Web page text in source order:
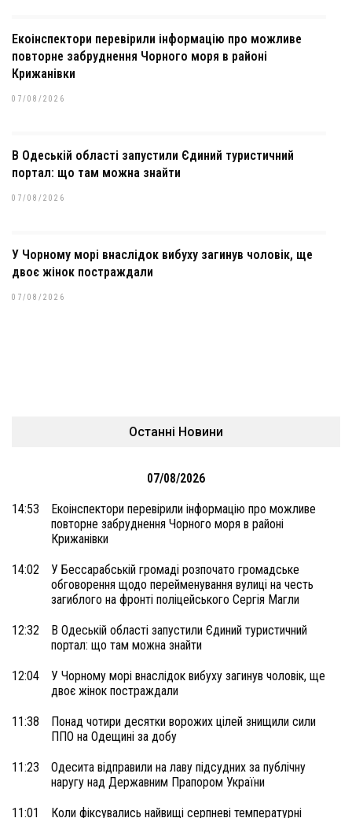
Екоінспектори перевірили інформацію про можливе
повторне забруднення Чорного моря в районі
Крижанівки
07/08/2026
В Одеській області запустили Єдиний туристичний
портал: що там можна знайти
07/08/2026
У Чорному морі внаслідок вибуху загинув чоловік, ще
двоє жінок постраждали
07/08/2026
Останні Новини
07/08/2026
14:53
Екоінспектори перевірили інформацію про можливе
повторне забруднення Чорного моря в районі
Крижанівки
14:02
У Бессарабській громаді розпочато громадське
обговорення щодо перейменування вулиці на честь
загиблого на фронті поліцейського Сергія Магли
12:32
В Одеській області запустили Єдиний туристичний
портал: що там можна знайти
12:04
У Чорному морі внаслідок вибуху загинув чоловік, ще
двоє жінок постраждали
11:38
Понад чотири десятки ворожих цілей знищили сили
ППО на Одещині за добу
11:23
Одесита відправили на лаву підсудних за публічну
наругу над Державним Прапором України
11:01
Коли фіксувались найвищі серпневі температурні